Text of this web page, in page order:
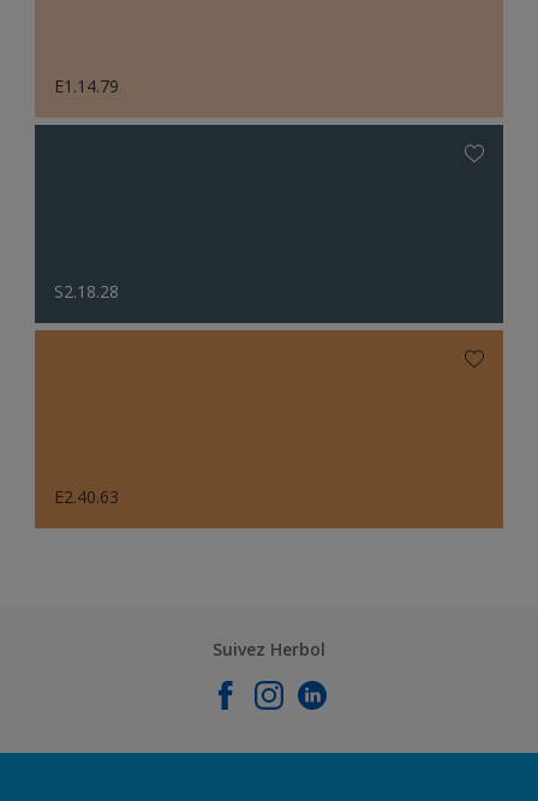
E1.14.79
S2.18.28
E2.40.63
Suivez Herbol